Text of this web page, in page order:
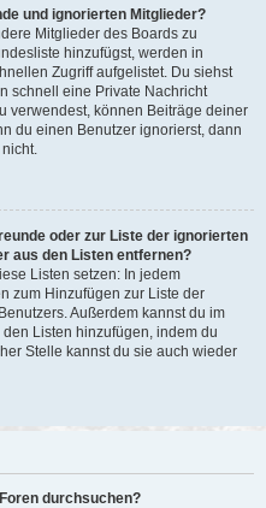
und ignorierten Mitglieder?
Mitglieder des Boards zu
hinzufügst, werden in
Zugriff aufgelistet. Du siehst
schnell eine Private Nachricht
verwendest, können Beiträge deiner
du einen Benutzer ignorierst, dann
oder zur Liste der ignorierten
aus den Listen entfernen?
Listen setzen: In jedem
zum Hinzufügen zur Liste der
Außerdem kannst du im
Listen hinzufügen, indem du
Stelle kannst du sie auch wieder
durchsuchen?